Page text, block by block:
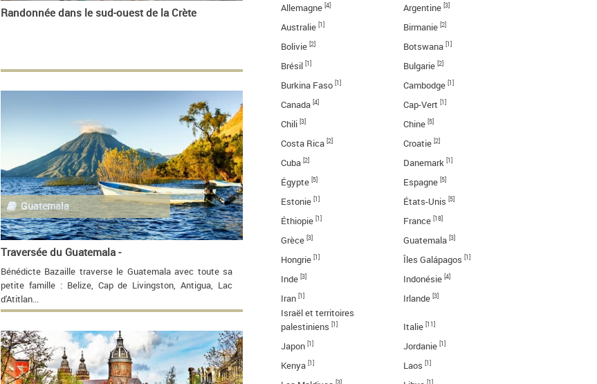
Randonnée dans le sud-ouest de la Crète
Guatemala
Traversée du Guatemala -
Bénédicte Bazaille traverse le Guatemala avec toute sa
petite famille : Belize, Cap de Livingston, Antigua, Lac
d'Atitlan...
Allemagne [4] Argentine [3]
Australie [1] Birmanie [2]
Bolivie [2] Botswana [1]
Brésil [1] Bulgarie [2]
Burkina Faso [1] Cambodge [1]
Canada [4] Cap-Vert [1]
Chili [3] Chine [5]
Costa Rica [2] Croatie [2]
Cuba [2] Danemark [1]
Égypte [5] Espagne [5]
Estonie [1] États-Unis [5]
Éthiopie [1] France [18]
Grèce [3] Guatemala [3]
Hongrie [1] Îles Galápagos [1]
Inde [3] Indonésie [4]
Iran [1] Irlande [3]
Israël et territoires
palestiniens [1] Italie [11]
Japon [1] Jordanie [1]
Kenya [1] Laos [1]